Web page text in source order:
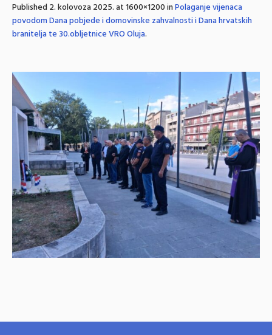
Published2. kolovoza 2025.at 1600×1200 inPolaganje vijenaca
povodom Dana pobjede i domovinske zahvalnosti i Dana hrvatskih
branitelja te 30.obljetnice VRO Oluja.